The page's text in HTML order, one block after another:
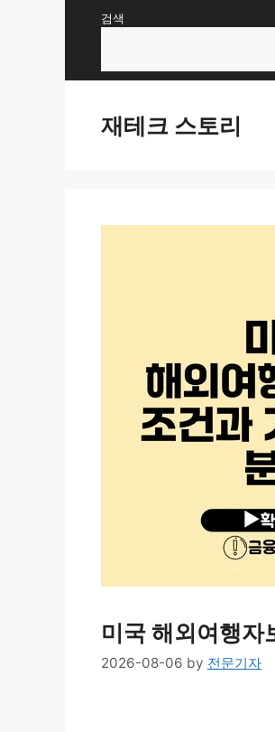
검색
재테크 스토리
미국 해외여행자
2026-08-06 by 전문기자